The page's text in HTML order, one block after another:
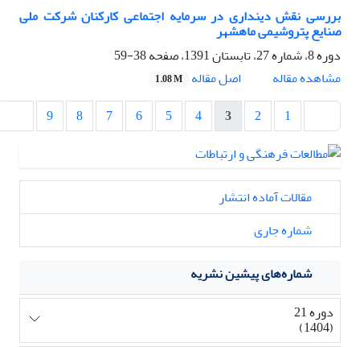
بررسی نقش دینداری در سرمایه اجتماعی کارکنان شرکت ملی
صنایع پتروشیمی ماهشهر
دوره 8، شماره 27، تابستان 1391، صفحه
38-59
مشاهده مقاله
اصل مقاله 1.08 M
1
2
3
4
5
6
7
8
9
مقالات آماده انتشار
شماره جاری
شماره‌های پیشین نشریه
دوره 21
(1404)